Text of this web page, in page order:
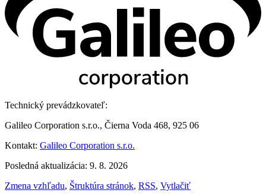
Technický prevádzkovateľ:
Galileo Corporation s.r.o., Čierna Voda 468, 925 06
Kontakt: Galileo Corporation s.r.o.
Posledná aktualizácia: 9. 8. 2026
Zmena vzhľadu, Štruktúra stránok, RSS, Vytlačiť